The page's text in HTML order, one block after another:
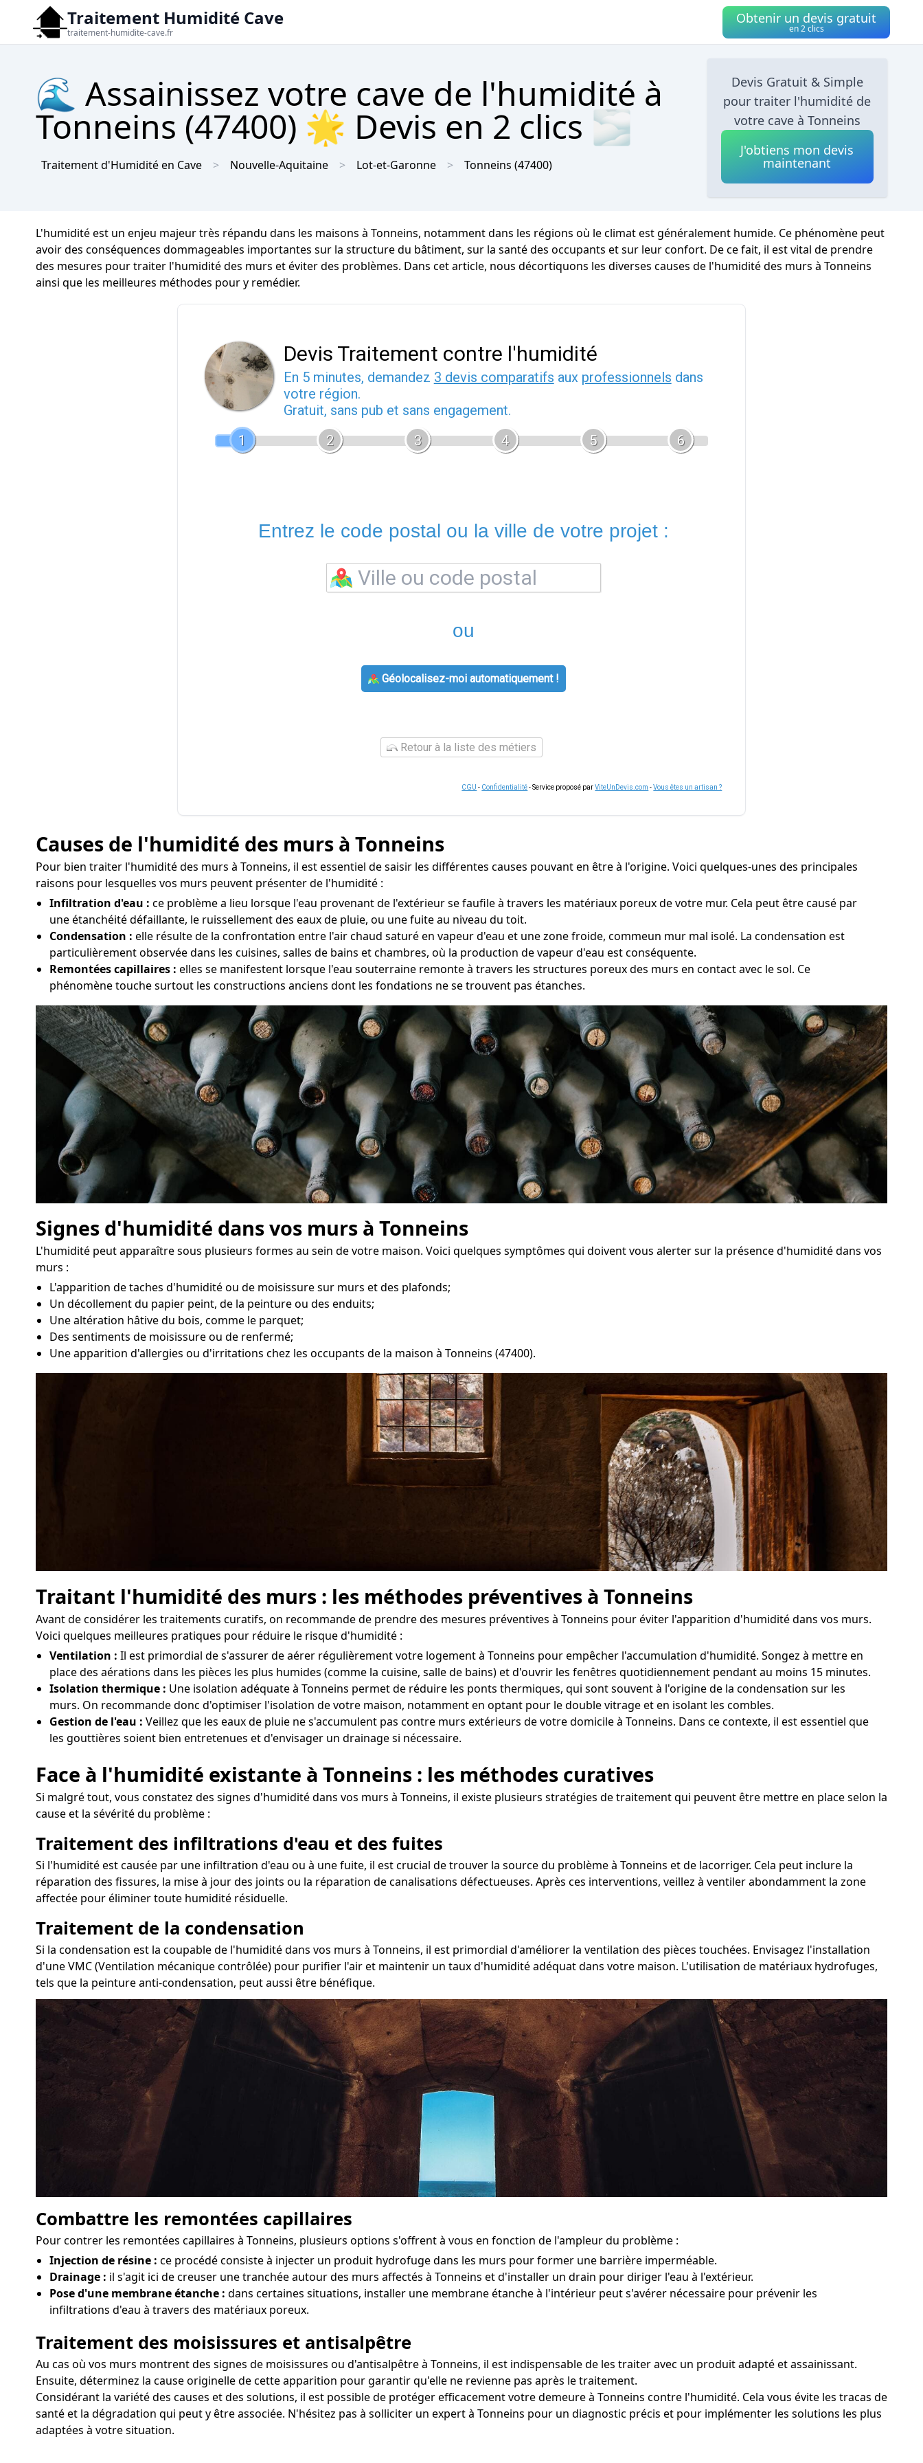
Traitement Humidité Cave
traitement-humidite-cave.fr
Obtenir un devis gratuit
en 2 clics
🌊 Assainissez votre cave de l'humidité à
Tonneins (47400) 🌟 Devis en 2 clics 🌫
Traitement d'Humidité en Cave Nouvelle-Aquitaine Lot-et-Garonne Tonneins (47400)
Devis Gratuit & Simple
pour traiter l'humidité de
votre cave à Tonneins
J'obtiens mon devis
maintenant
L'humidité est un enjeu majeur très répandu dans les maisons à Tonneins, notamment dans les régions où le climat est généralement humide. Ce phénomène peut
avoir des conséquences dommageables importantes sur la structure du bâtiment, sur la santé des occupants et sur leur confort. De ce fait, il est vital de prendre
des mesures pour traiter l'humidité des murs et éviter des problèmes. Dans cet article, nous décortiquons les diverses causes de l'humidité des murs à Tonneins
ainsi que les meilleures méthodes pour y remédier.
Devis Traitement contre l'humidité
En 5 minutes, demandez 3 devis comparatifs aux professionnels dans
votre région.
Gratuit, sans pub et sans engagement.
1
2 3 4 5 6
Entrez le code postal ou la ville de votre projet :
ou
Géolocalisez-moi automatiquement !
Retour à la liste des métiers
CGU - Confidentialité- Service proposé parViteUnDevis.com -Vous êtes un artisan ?
Causes de l'humidité des murs à Tonneins
Pour bien traiter l'humidité des murs à Tonneins, il est essentiel de saisir les différentes causes pouvant en être à l'origine. Voici quelques-unes des principales
raisons pour lesquelles vos murs peuvent présenter de l'humidité :
Infiltration d'eau : ce problème a lieu lorsque l'eau provenant de l'extérieur se faufile à travers les matériaux poreux de votre mur. Cela peut être causé par
une étanchéité défaillante, le ruissellement des eaux de pluie, ou une fuite au niveau du toit.
Condensation : elle résulte de la confrontation entre l'air chaud saturé en vapeur d'eau et une zone froide, commeun mur mal isolé. La condensation est
particulièrement observée dans les cuisines, salles de bains et chambres, où la production de vapeur d'eau est conséquente.
Remontées capillaires : elles se manifestent lorsque l'eau souterraine remonte à travers les structures poreux des murs en contact avec le sol. Ce
phénomène touche surtout les constructions anciens dont les fondations ne se trouvent pas étanches.
Signes d'humidité dans vos murs à Tonneins
L'humidité peut apparaître sous plusieurs formes au sein de votre maison. Voici quelques symptômes qui doivent vous alerter sur la présence d'humidité dans vos
murs :
L'apparition de taches d'humidité ou de moisissure sur murs et des plafonds;
Un décollement du papier peint, de la peinture ou des enduits;
Une altération hâtive du bois, comme le parquet;
Des sentiments de moisissure ou de renfermé;
Une apparition d'allergies ou d'irritations chez les occupants de la maison à Tonneins (47400).
Traitant l'humidité des murs : les méthodes préventives à Tonneins
Avant de considérer les traitements curatifs, on recommande de prendre des mesures préventives à Tonneins pour éviter l'apparition d'humidité dans vos murs.
Voici quelques meilleures pratiques pour réduire le risque d'humidité :
Ventilation : Il est primordial de s'assurer de aérer régulièrement votre logement à Tonneins pour empêcher l'accumulation d'humidité. Songez à mettre en
place des aérations dans les pièces les plus humides (comme la cuisine, salle de bains) et d'ouvrir les fenêtres quotidiennement pendant au moins 15 minutes.
Isolation thermique : Une isolation adéquate à Tonneins permet de réduire les ponts thermiques, qui sont souvent à l'origine de la condensation sur les
murs. On recommande donc d'optimiser l'isolation de votre maison, notamment en optant pour le double vitrage et en isolant les combles.
Gestion de l'eau : Veillez que les eaux de pluie ne s'accumulent pas contre murs extérieurs de votre domicile à Tonneins. Dans ce contexte, il est essentiel que
les gouttières soient bien entretenues et d'envisager un drainage si nécessaire.
Face à l'humidité existante à Tonneins : les méthodes curatives
Si malgré tout, vous constatez des signes d'humidité dans vos murs à Tonneins, il existe plusieurs stratégies de traitement qui peuvent être mettre en place selon la
cause et la sévérité du problème :
Traitement des infiltrations d'eau et des fuites
Si l'humidité est causée par une infiltration d'eau ou à une fuite, il est crucial de trouver la source du problème à Tonneins et de lacorriger. Cela peut inclure la
réparation des fissures, la mise à jour des joints ou la réparation de canalisations défectueuses. Après ces interventions, veillez à ventiler abondamment la zone
affectée pour éliminer toute humidité résiduelle.
Traitement de la condensation
Si la condensation est la coupable de l'humidité dans vos murs à Tonneins, il est primordial d'améliorer la ventilation des pièces touchées. Envisagez l'installation
d'une VMC (Ventilation mécanique contrôlée) pour purifier l'air et maintenir un taux d'humidité adéquat dans votre maison. L'utilisation de matériaux hydrofuges,
tels que la peinture anti-condensation, peut aussi être bénéfique.
Combattre les remontées capillaires
Pour contrer les remontées capillaires à Tonneins, plusieurs options s'offrent à vous en fonction de l'ampleur du problème :
Injection de résine : ce procédé consiste à injecter un produit hydrofuge dans les murs pour former une barrière imperméable.
Drainage : il s'agit ici de creuser une tranchée autour des murs affectés à Tonneins et d'installer un drain pour diriger l'eau à l'extérieur.
Pose d'une membrane étanche : dans certaines situations, installer une membrane étanche à l'intérieur peut s'avérer nécessaire pour prévenir les
infiltrations d'eau à travers des matériaux poreux.
Traitement des moisissures et antisalpêtre
Au cas où vos murs montrent des signes de moisissures ou d'antisalpêtre à Tonneins, il est indispensable de les traiter avec un produit adapté et assainissant.
Ensuite, déterminez la cause originelle de cette apparition pour garantir qu'elle ne revienne pas après le traitement.
Considérant la variété des causes et des solutions, il est possible de protéger efficacement votre demeure à Tonneins contre l'humidité. Cela vous évite les tracas de
santé et la dégradation qui peut y être associée. N'hésitez pas à solliciter un expert à Tonneins pour un diagnostic précis et pour implémenter les solutions les plus
adaptées à votre situation.